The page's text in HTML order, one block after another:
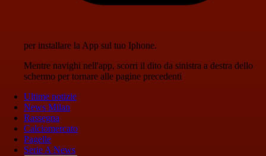
per installare la App sul tuo Iphone.
Mentre navighi nell'app, scorri il dito da sinistra a destra dello
schermo per tornare alle pagine precedenti
Ultime notizie
News Milan
Rassegna
Calciomercato
Pagelle
Serie A News